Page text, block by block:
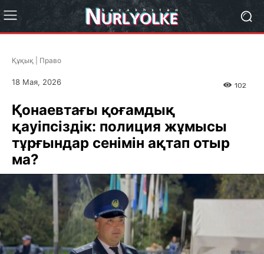
Құқық | Право
18 Мая, 2026 102
Қонаевтағы қоғамдық
қауіпсіздік: полиция жұмысы
тұрғындар сенімін ақтап отыр
ма?